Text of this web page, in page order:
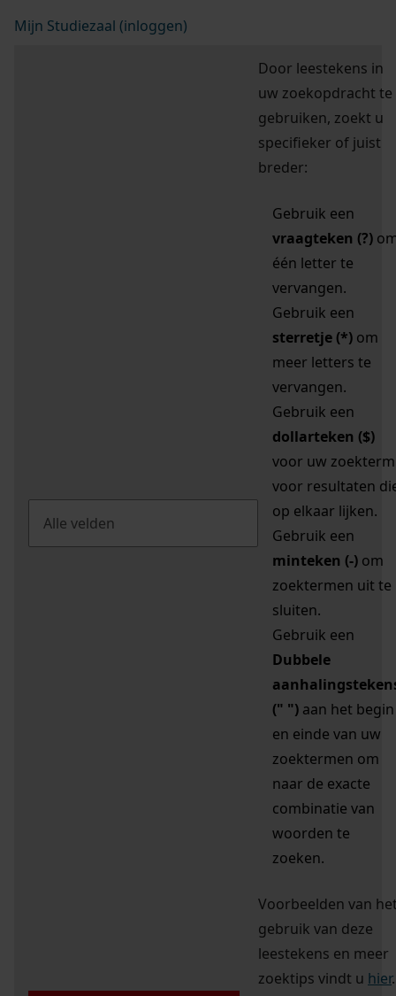
Mijn Studiezaal (inloggen)
Door leestekens in
uw zoekopdracht te
gebruiken, zoekt u
specifieker of juist
breder:
Gebruik een
vraagteken (?)
één letter te
vervangen.
Gebruik een
sterretje (*) om
meer letters te
vervangen.
Gebruik een
dollarteken ($)
voor uw zoekterm
voor resultaten
op elkaar lijken.
Gebruik een
minteken (-) om
zoektermen uit te
sluiten.
Gebruik een
Dubbele
(" ") aan het begin
en einde van uw
zoektermen om
naar de exacte
combinatie van
woorden te
zoeken.
Voorbeelden van
gebruik van deze
leestekens en meer
zoektips vindt u hier.